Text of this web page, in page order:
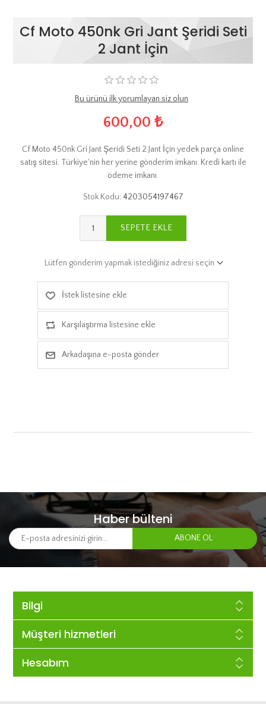
Cf Moto 450nk Gri Jant Şeridi Seti
2 Jant İçin
Bu ürünü ilk yorumlayan siz olun
600,00 ₺
Cf Moto 450nk Gri Jant Şeridi Seti 2 Jant İçin yedek parça online
satış sitesi. Türkiye'nin her yerine gönderim imkanı. Kredi kartı ile
ödeme imkanı.
Stok Kodu: 4203054197467
SEPETE EKLE
Lütfen gönderim yapmak istediğiniz adresi seçin
İstek listesine ekle
Karşılaştırma listesine ekle
Arkadaşına e-posta gönder
Haber bülteni
Bilgi
Müşteri hizmetleri
Hesabım